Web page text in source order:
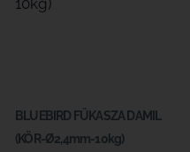
BLUEBIRD FŰKASZA DAMIL
(KÖR-Ø2,4mm-10kg)